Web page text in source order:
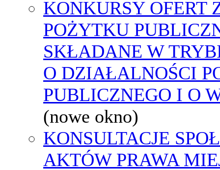
KONKURSY OFERT
POŻYTKU
SKŁADANE W
O DZIAŁALNOŚCI
PUBLICZNEGO I O
(nowe okno)
KONSULTACJE
AKTÓW PRAWA